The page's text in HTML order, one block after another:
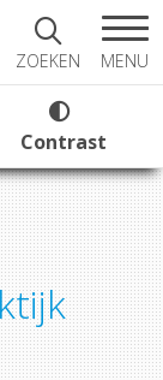
ZOEKEN MENU
Contrast